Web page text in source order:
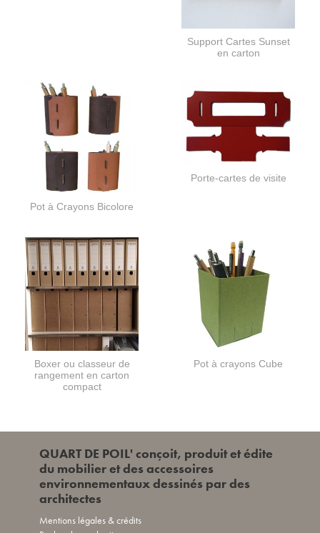
Support Cartes Sunset
en carton
Pot à Crayons Bicolore
Porte-cartes de visite
Boxer ou classeur de
rangement en carton
compact
Pot à crayons Cube
QUART DE POIL' conçoit, produit et édite
du mobilier et des accessoires
environnementaux dessinés par des
architectes
Mentions légales & crédits